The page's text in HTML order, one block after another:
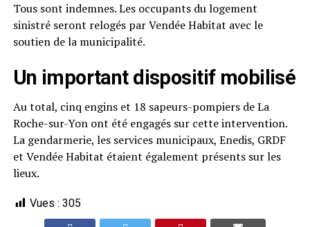
Tous sont indemnes. Les occupants du logement
sinistré seront relogés par Vendée Habitat avec le
soutien de la municipalité.
Un important dispositif mobilisé
Au total, cinq engins et 18 sapeurs-pompiers de La
Roche-sur-Yon ont été engagés sur cette intervention.
La gendarmerie, les services municipaux, Enedis, GRDF
et Vendée Habitat étaient également présents sur les
lieux.
Vues : 305